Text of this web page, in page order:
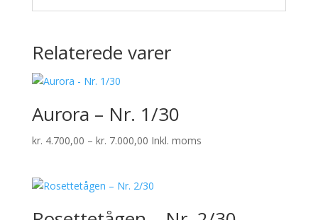
Relaterede varer
Aurora – Nr. 1/30
kr. 4.700,00 – kr. 7.000,00Prisinterval:
kr. 7.000,00
Inkl. moms